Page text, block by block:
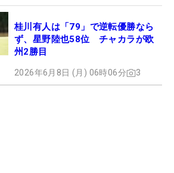
桂川有人は「79」で逆転優勝なら
ず、星野陸也58位 チャカラが欧
州2勝目
2026年6月8日 (月) 06時06分 3